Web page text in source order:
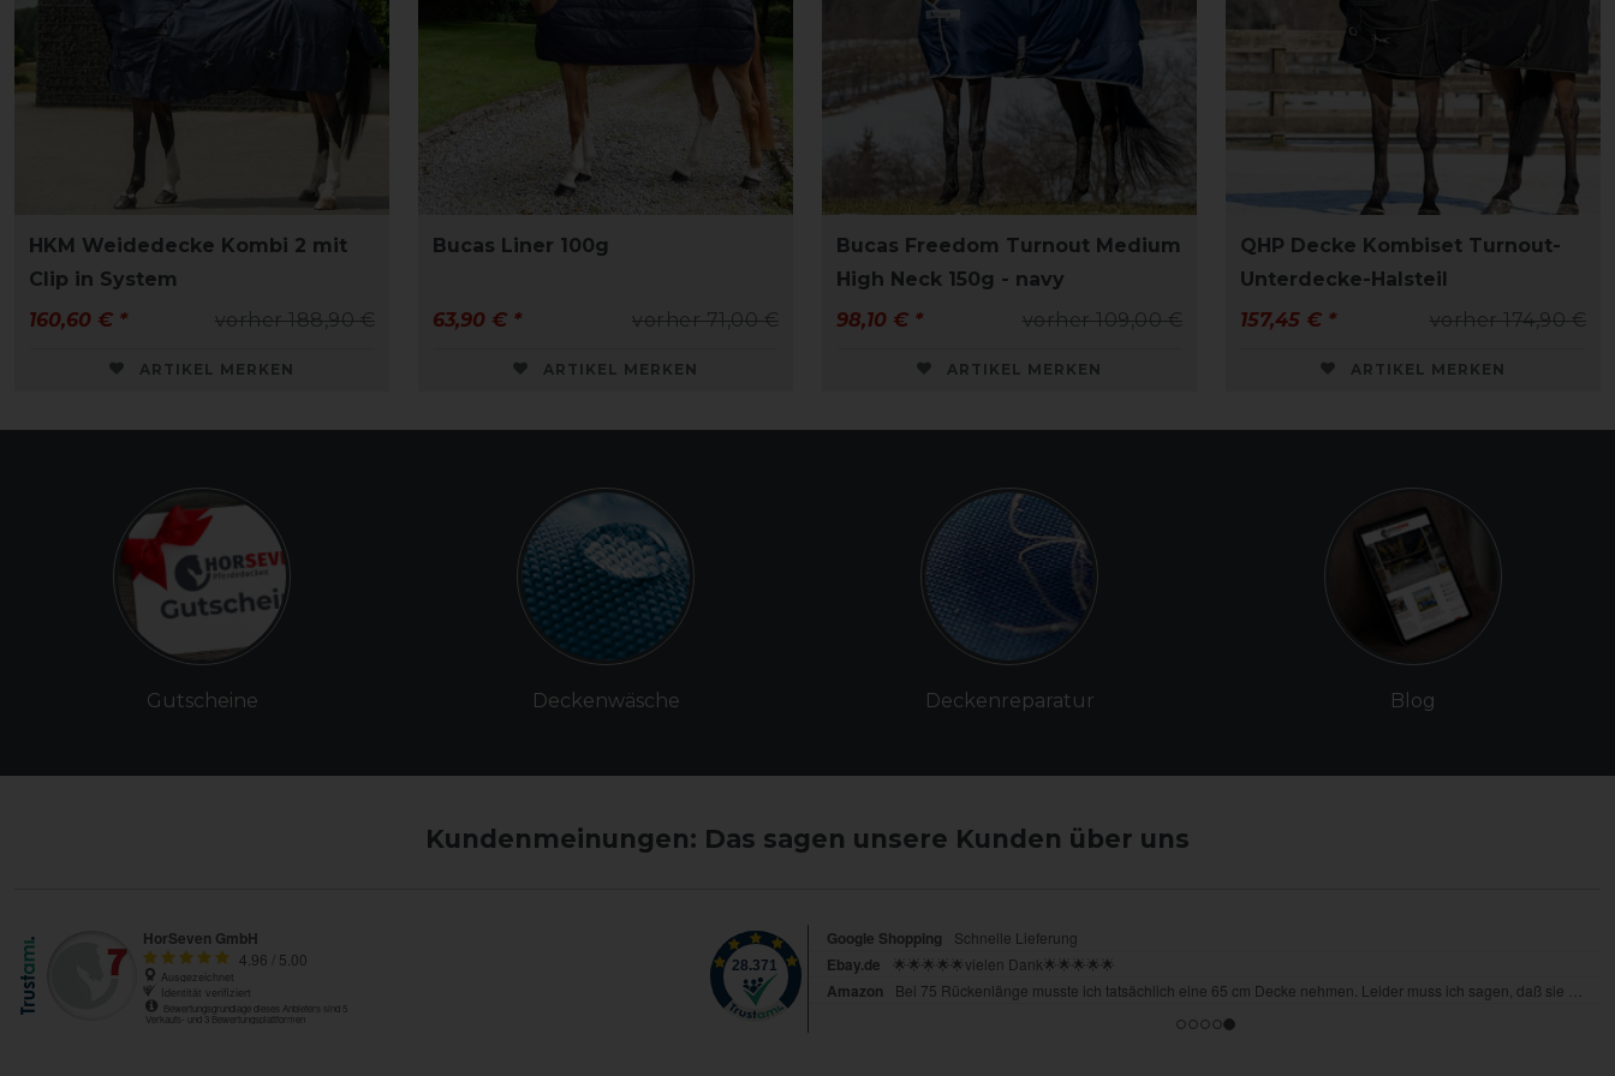
HKM Weidedecke Kombi 2 mit
Clip in System
vorher 188,90 €
160,60 € *
ARTIKEL MERKEN
Bucas Liner 100g
vorher 71,00 €
63,90 € *
ARTIKEL MERKEN
Bucas Freedom Turnout Medium
High Neck 150g - navy
vorher 109,00 €
98,10 € *
ARTIKEL MERKEN
QHP Decke Kombiset Turnout-
Unterdecke-Halsteil
vorher 174,90 €
157,45 € *
ARTIKEL MERKEN
Gutscheine Deckenwäsche Deckenreparatur Blog
Kundenmeinungen: Das sagen unsere Kunden über uns